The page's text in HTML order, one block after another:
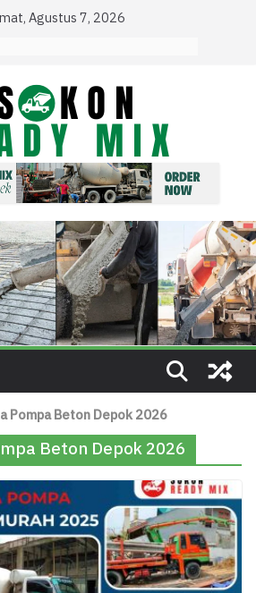
Agustus 7, 2026
Pompa Beton Depok 2026
Beton Depok 2026